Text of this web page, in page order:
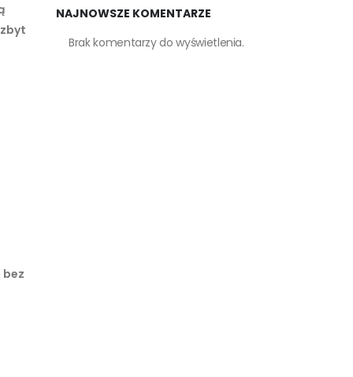
NAJNOWSZE KOMENTARZE
Brak komentarzy do wyświetlenia.